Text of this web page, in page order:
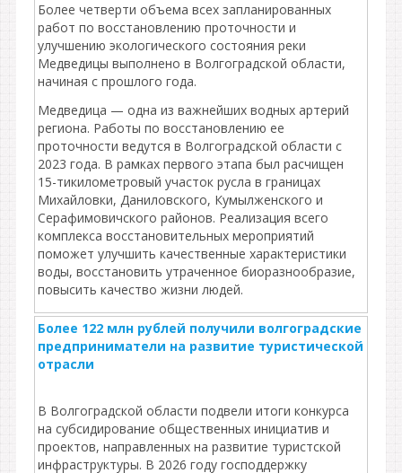
Более четверти объема всех запланированных
работ по восстановлению проточности и
улучшению экологического состояния реки
Медведицы выполнено в Волгоградской области,
начиная с прошлого года.
Медведица — одна из важнейших водных артерий
региона. Работы по восстановлению ее
проточности ведутся в Волгоградской области с
2023 года. В рамках первого этапа был расчищен
15-тикилометровый участок русла в границах
Михайловки, Даниловского, Кумылженского и
Серафимовичского районов. Реализация всего
комплекса восстановительных мероприятий
поможет улучшить качественные характеристики
воды, восстановить утраченное биоразнообразие,
повысить качество жизни людей.
Более 122 млн рублей получили волгоградские
предприниматели на развитие туристической
отрасли
В Волгоградской области подвели итоги конкурса
на субсидирование общественных инициатив и
проектов, направленных на развитие туристской
инфраструктуры. В 2026 году господдержку